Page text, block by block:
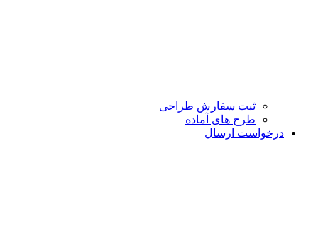
ثبت سفارش طراحی
طرح های آماده
درخواست ارسال